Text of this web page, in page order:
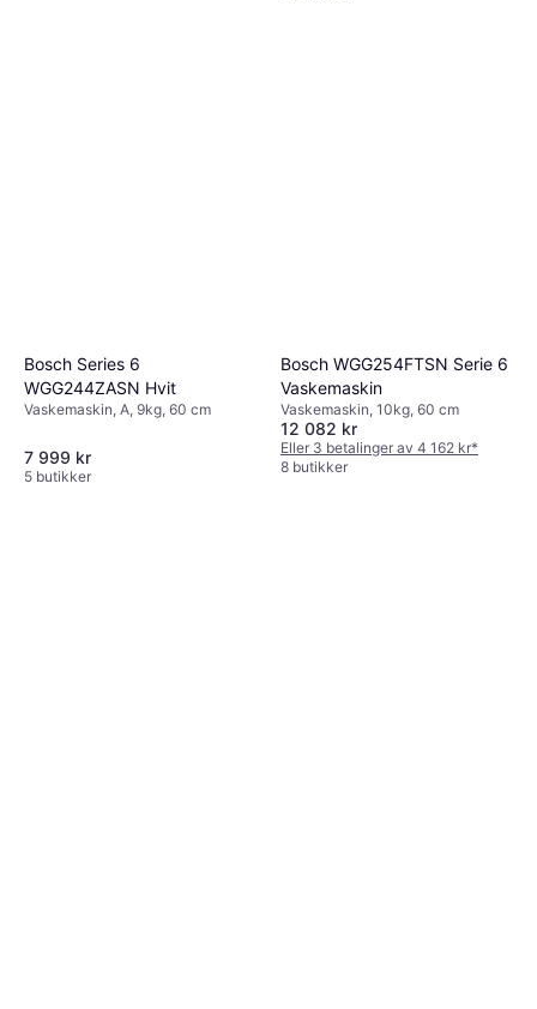
Bosch Series 6
WGG244ZASN Hvit
Vaskemaskin, A, 9kg, 60 cm
7 999 kr
5 butikker
Bosch WGG254FTSN Serie 6
Vaskemaskin
Vaskemaskin, 10kg, 60 cm
12 082 kr
Eller 3 betalinger av 4 162 kr*
8 butikker